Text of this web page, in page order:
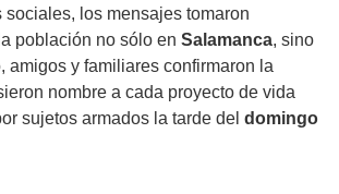
sociales, los mensajes tomaron
población no sólo en Salamanca, sino
amigos y familiares confirmaron la
nombre a cada proyecto de vida
sujetos armados la tarde del domingo